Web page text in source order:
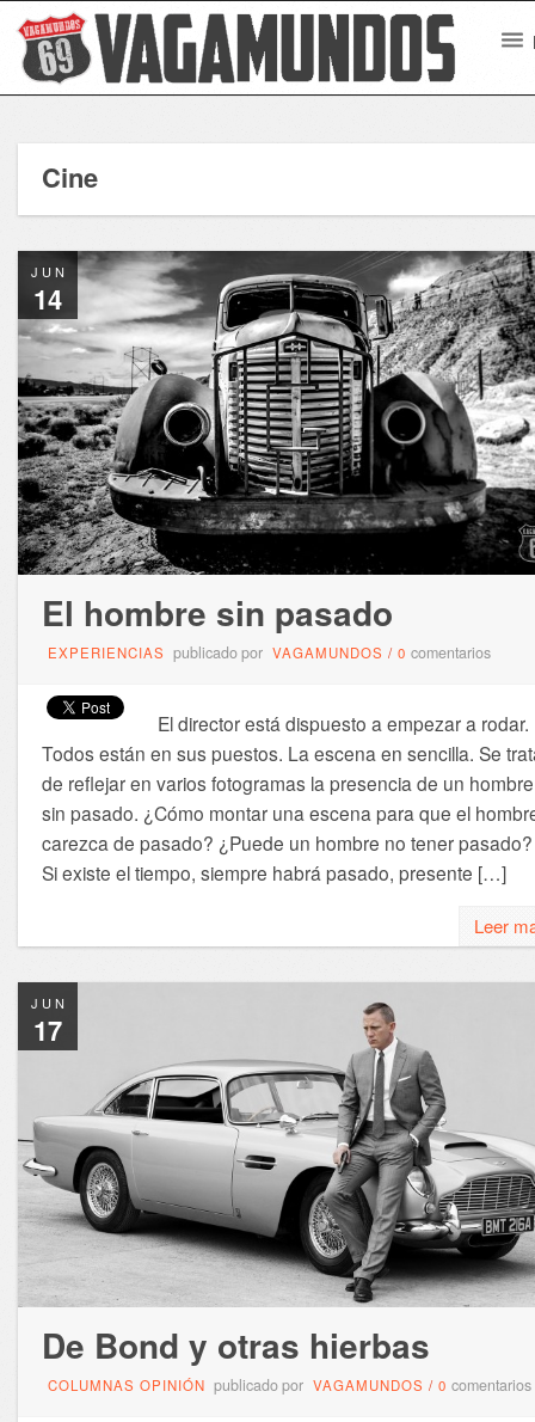
Cine
JUN
14
El hombre sin pasado
EXPERIENCIAS publicado por VAGAMUNDOS / 0 comentarios
El director está dispuesto a empezar a rodar.
Todos están en sus puestos. La escena en sencilla. Se
de reflejar en varios fotogramas la presencia de un hombre
sin pasado. ¿Cómo montar una escena para que el
carezca de pasado? ¿Puede un hombre no tener pasado?
Si existe el tiempo, siempre habrá pasado, presente […]
Leer
JUN
17
De Bond y otras hierbas
COLUMNAS OPINIÓN publicado por VAGAMUNDOS / 0 comentarios